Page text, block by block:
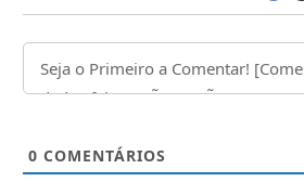
0 COMENTÁRIOS